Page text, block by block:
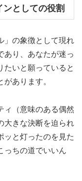
としての役割
」の象徴として現れ
あり、あなたが迷っ
たいと願っていると
あります。
ィ（意味のある偶然
大きな決断を迫られ
ッと灯ったのを見た
っちの道でいいん